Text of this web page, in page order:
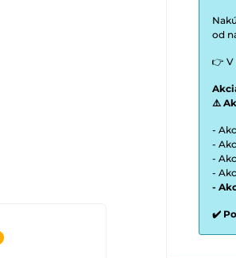
od
👉 V
⚠️
-
-
-
-
-
✔️